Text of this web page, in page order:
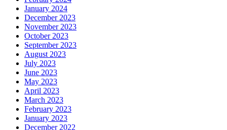
January 2024
December 2023
November 2023
October 2023
September 2023
August 2023
July 2023
June 2023
May 2023
April 2023
March 2023
February 2023
January 2023
December 2022